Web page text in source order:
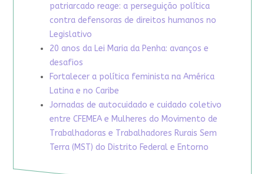
patriarcado reage: a perseguição política
contra defensoras de direitos humanos no
Legislativo
20 anos da Lei Maria da Penha: avanços e
desafios
Fortalecer a política feminista na América
Latina e no Caribe
Jornadas de autocuidado e cuidado coletivo
entre CFEMEA e Mulheres do Movimento de
Trabalhadoras e Trabalhadores Rurais Sem
Terra (MST) do Distrito Federal e Entorno